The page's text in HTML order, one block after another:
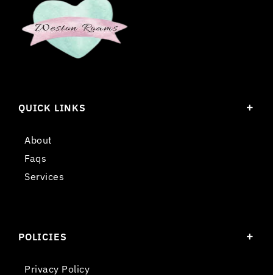
QUICK LINKS
About
Faqs
Services
POLICIES
Privacy Policy